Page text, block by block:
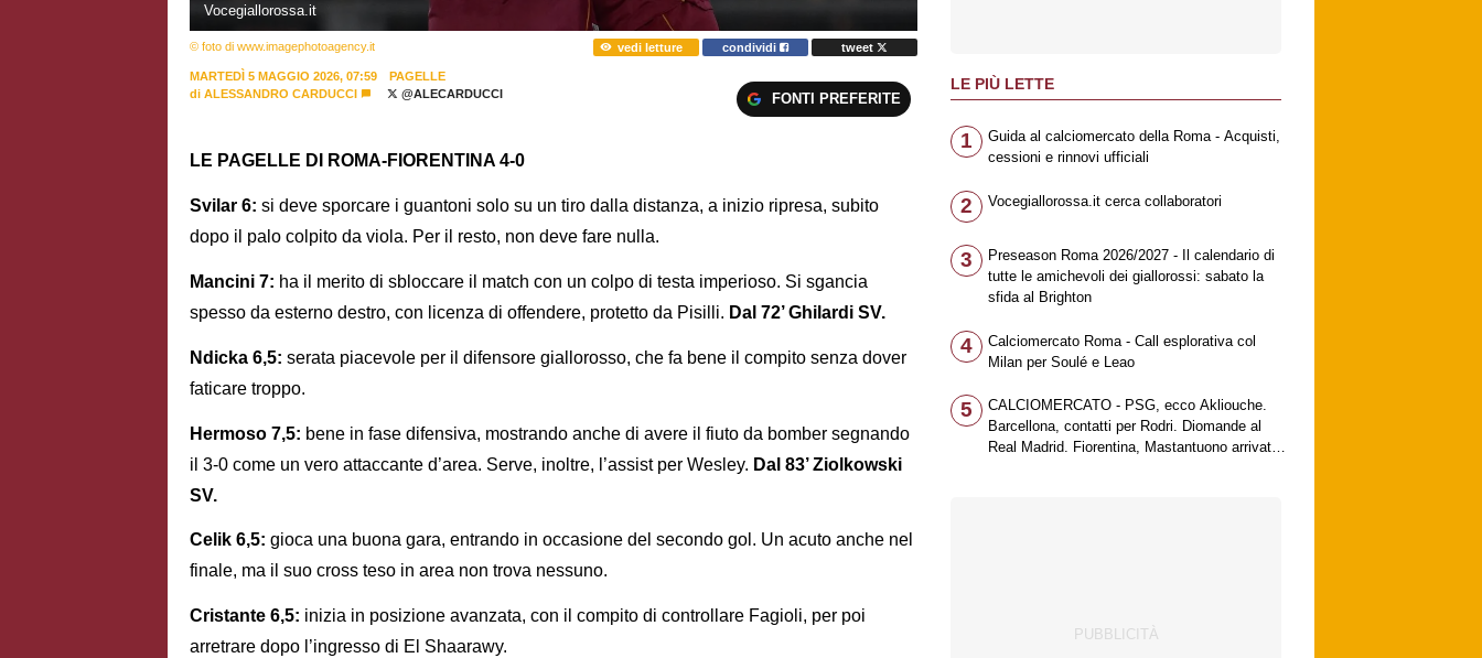
Vocegiallorossa.it
© foto di www.imagephotoagency.it vedi letture condividi tweet
MARTEDÌ 5 MAGGIO 2026, 07:59
PAGELLE
di ALESSANDRO CARDUCCI @ALECARDUCCI FONTI PREFERITE
LE PAGELLE DI ROMA-FIORENTINA 4-0
Svilar 6: si deve sporcare i guantoni solo su un tiro dalla distanza, a inizio ripresa, subito
dopo il palo colpito da viola. Per il resto, non deve fare nulla.
Mancini 7: ha il merito di sbloccare il match con un colpo di testa imperioso. Si sgancia
spesso da esterno destro, con licenza di offendere, protetto da Pisilli. Dal 72’ Ghilardi SV.
Ndicka 6,5: serata piacevole per il difensore giallorosso, che fa bene il compito senza dover
faticare troppo.
Hermoso 7,5: bene in fase difensiva, mostrando anche di avere il fiuto da bomber segnando
il 3-0 come un vero attaccante d’area. Serve, inoltre, l’assist per Wesley. Dal 83’ Ziolkowski
SV.
Celik 6,5: gioca una buona gara, entrando in occasione del secondo gol. Un acuto anche nel
finale, ma il suo cross teso in area non trova nessuno.
Cristante 6,5: inizia in posizione avanzata, con il compito di controllare Fagioli, per poi
arretrare dopo l’ingresso di El Shaarawy.
LE PIÙ LETTE
1
Guida al calciomercato della Roma - Acquisti,
cessioni e rinnovi ufficiali
2 Vocegiallorossa.it cerca collaboratori
3
Preseason Roma 2026/2027 - Il calendario di
tutte le amichevoli dei giallorossi: sabato la
sfida al Brighton
4
Calciomercato Roma - Call esplorativa col
Milan per Soulé e Leao
5
CALCIOMERCATO - PSG, ecco Akliouche.
Barcellona, contatti per Rodri. Diomande al
Real Madrid. Fiorentina, Mastantuono arrivato